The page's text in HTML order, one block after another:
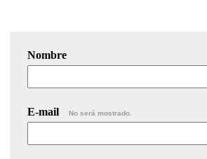
Nombre
E-mail No será mostrado.